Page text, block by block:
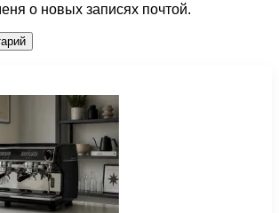
о новых записях почтой.